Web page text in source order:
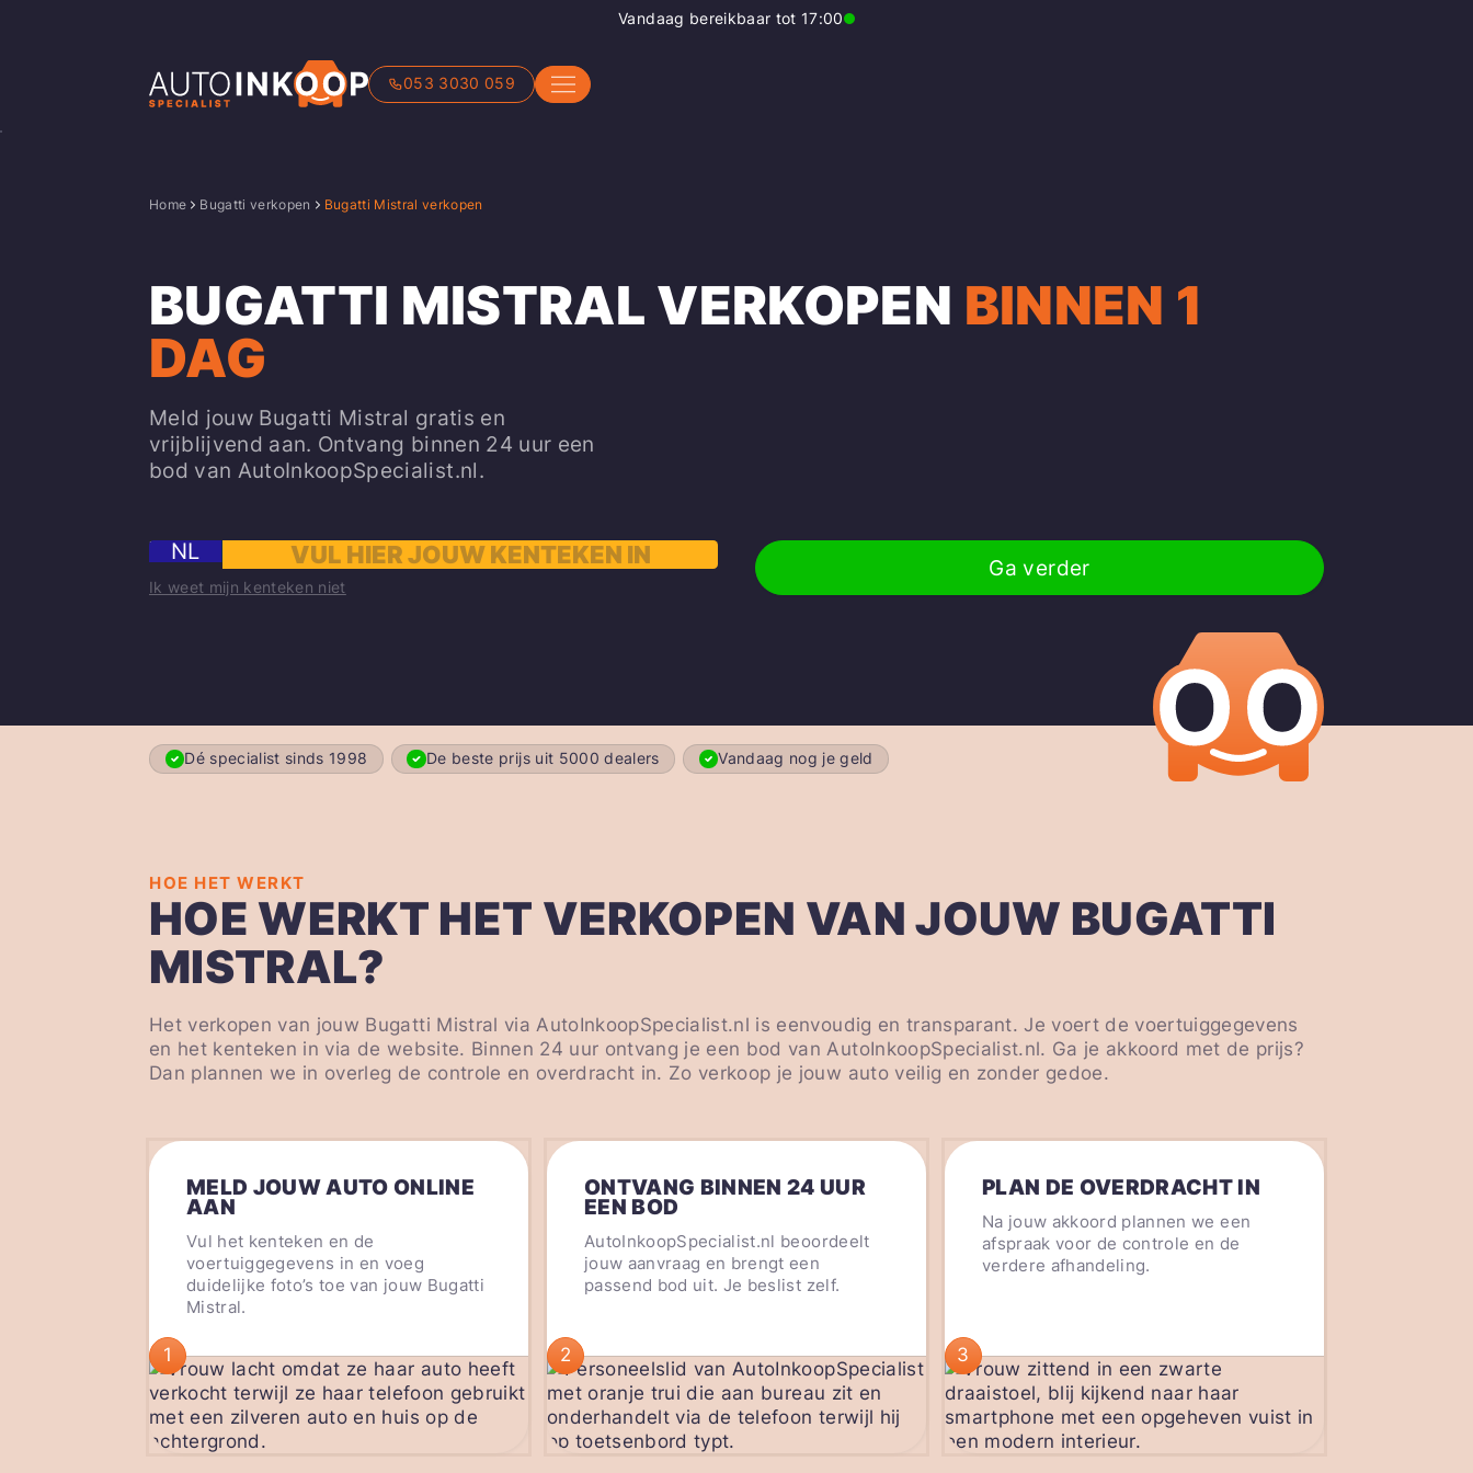
053 3030 059
Vandaag bereikbaar tot 17:00
Home Bugatti verkopen Bugatti Mistral verkopen
BUGATTI MISTRAL VERKOPEN BINNEN 1
DAG
Meld jouw Bugatti Mistral gratis en
vrijblijvend aan. Ontvang binnen 24 uur een
bod van AutoInkoopSpecialist.nl.
NL
Ik weet mijn kenteken niet
Ga verder
Dé specialist sinds 1998 De beste prijs uit 5000 dealers Vandaag nog je geld
HOE HET WERKT
HOE WERKT HET VERKOPEN VAN JOUW BUGATTI
MISTRAL?
Het verkopen van jouw Bugatti Mistral via AutoInkoopSpecialist.nl is eenvoudig en transparant. Je voert de voertuiggegevens
en het kenteken in via de website. Binnen 24 uur ontvang je een bod van AutoInkoopSpecialist.nl. Ga je akkoord met de prijs?
Dan plannen we in overleg de controle en overdracht in. Zo verkoop je jouw auto veilig en zonder gedoe.
MELD JOUW AUTO ONLINE
AAN
Vul het kenteken en de
voertuiggegevens in en voeg
duidelijke foto’s toe van jouw Bugatti
Mistral.
1
ONTVANG BINNEN 24 UUR
EEN BOD
AutoInkoopSpecialist.nl beoordeelt
jouw aanvraag en brengt een
passend bod uit. Je beslist zelf.
2
PLAN DE OVERDRACHT IN
Na jouw akkoord plannen we een
afspraak voor de controle en de
verdere afhandeling.
3